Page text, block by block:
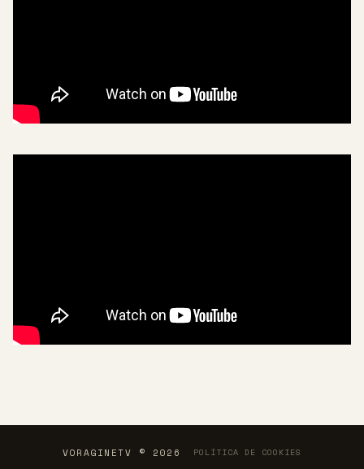
VORAGINETV © 2026 POLÍTICA DE COOKIES